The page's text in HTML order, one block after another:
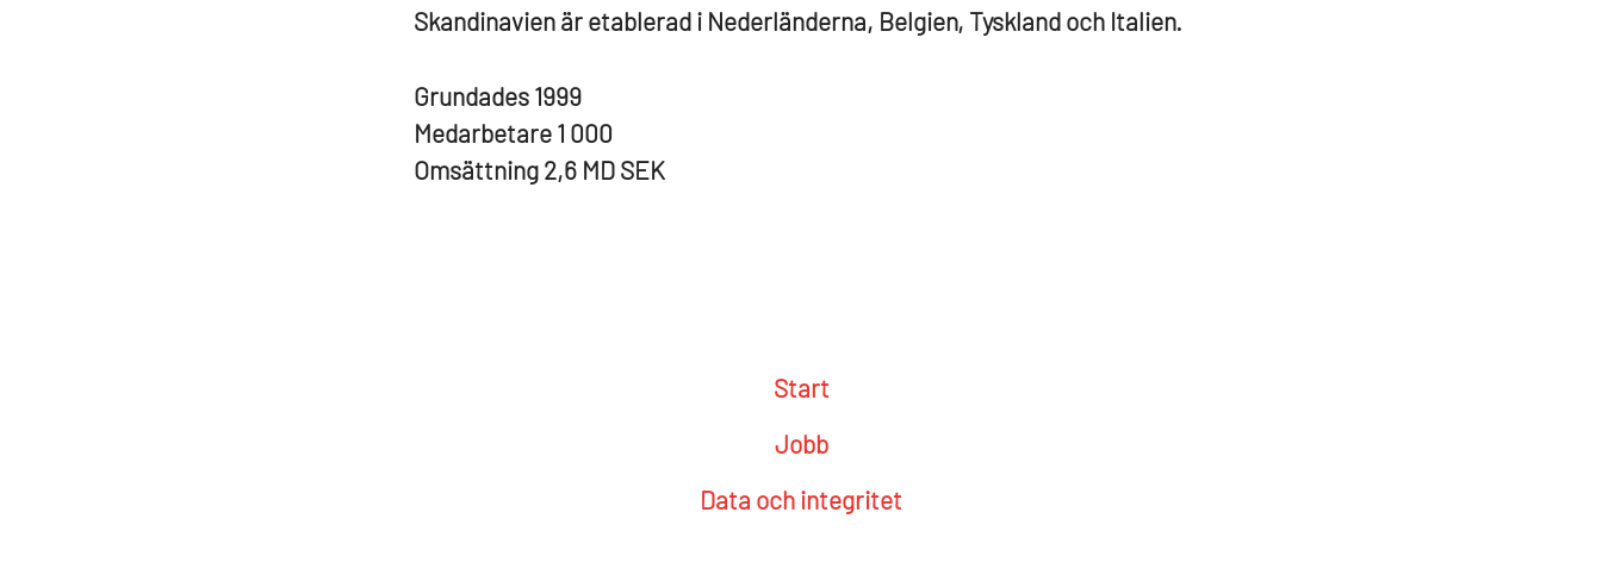
Skandinavien är etablerad i Nederländerna, Belgien, Tyskland och Italien.
Grundades 1999
Medarbetare 1 000
Omsättning 2,6 MD SEK
Start
Jobb
Data och integritet